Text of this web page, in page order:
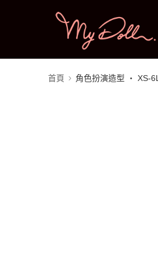
首頁 角色扮演造型 ‧ XS-6L